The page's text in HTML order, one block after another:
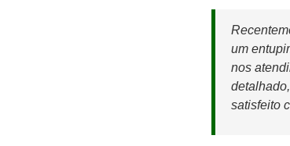
um
nos
satisfeito